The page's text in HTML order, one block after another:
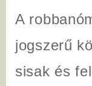
A
jogszerű
sisak és